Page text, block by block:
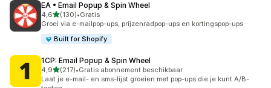
EA • Email Popup & Spin Wheel
4,6van 5 sterren
(130)
130 recensies in totaal
•Gratis
Groei via e-mailpop-ups, prijzenradpop-ups en kortingspop-ups
Built for Shopify
1CP: Email Popup & Spin Wheel
4,9van 5 sterren
(217)
217 recensies in totaal
•Gratis abonnement beschikbaar
Laat je e-mail- en sms-lijst groeien met pop-ups die je kunt A/B-